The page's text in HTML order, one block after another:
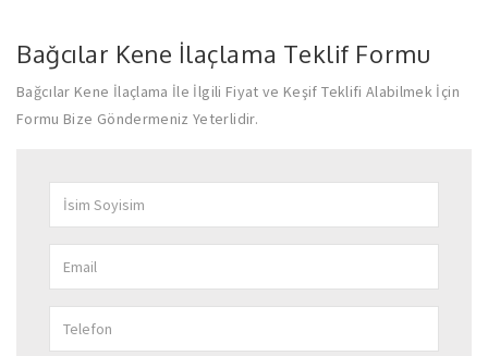
Bağcılar Kene İlaçlama Teklif Formu
Bağcılar Kene İlaçlama İle İlgili Fiyat ve Keşif Teklifi Alabilmek İçin
Formu Bize Göndermeniz Yeterlidir.